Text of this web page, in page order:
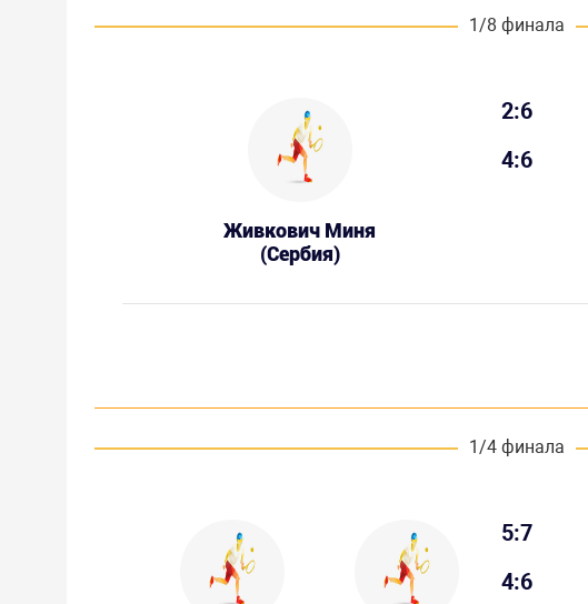
1/8 финала
Живкович Миня
(Сербия)
2:6
4:6
1/4 финала
5:7
4:6